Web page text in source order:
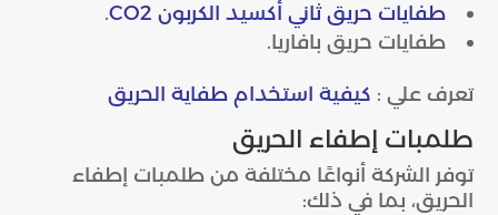
طفايات حريق ثاني أكسيد الكربون CO2
.
طفايات حريق بافاريا.
تعرف علي : كيفية استخدام طفاية الحريق
طلمبات إطفاء الحريق
توفر الشركة أنواعًا مختلفة من طلمبات إطفاء
الحريق، بما في ذلك: